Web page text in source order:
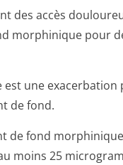
des accès
morphinique pour
une
de fond.
de fond
moins 25